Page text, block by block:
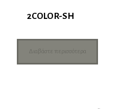
2COLOR-SH
Διαβάστε περισσότερα